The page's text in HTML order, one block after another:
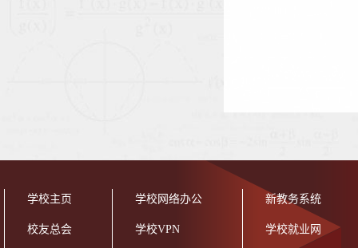
学校主页
校友总会
学校网络办公
学校VPN
新教务系统
学校就业网